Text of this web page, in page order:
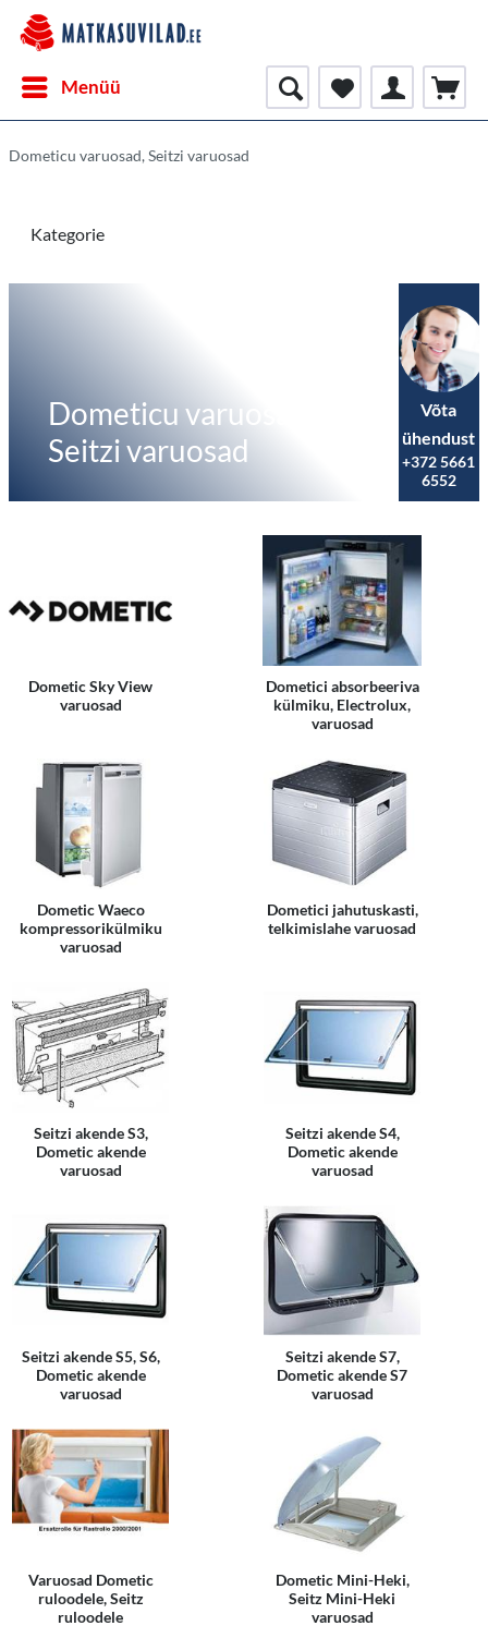
Menüü
Dometicu varuosad, Seitzi varuosad
Kategorie
Dometicu varuosad,
Seitzi varuosad
Võta
ühendust
+372 5661
6552
Dometic Sky View
varuosad
Dometici absorbeeriva
külmiku, Electrolux,
varuosad
Dometic Waeco
kompressorikülmiku
varuosad
Dometici jahutuskasti,
telkimislahe varuosad
Seitzi akende S3,
Dometic akende
varuosad
Seitzi akende S4,
Dometic akende
varuosad
Seitzi akende S5, S6,
Dometic akende
varuosad
Seitzi akende S7,
Dometic akende S7
varuosad
Varuosad Dometic
ruloodele, Seitz
ruloodele
Dometic Mini-Heki,
Seitz Mini-Heki
varuosad